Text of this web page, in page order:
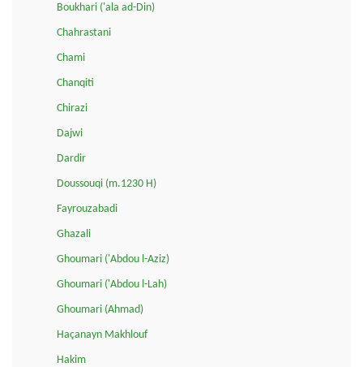
Boukhari ('ala ad-Din)
Chahrastani
Chami
Chanqiti
Chirazi
Dajwi
Dardir
Doussouqi (m.1230 H)
Fayrouzabadi
Ghazali
Ghoumari ('Abdou l-Aziz)
Ghoumari ('Abdou l-Lah)
Ghoumari (Ahmad)
Haçanayn Makhlouf
Hakim